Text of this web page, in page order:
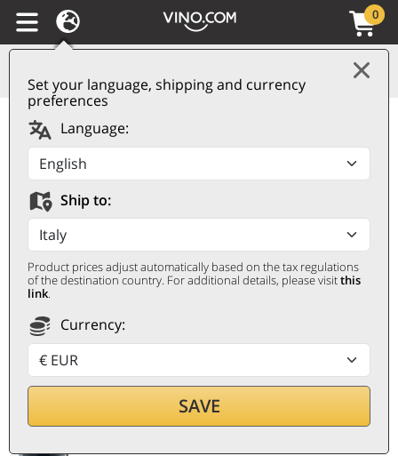
Set your language, shipping and currency
preferences
Language:
Ship to:
Product prices adjust automatically based on the tax regulations
of the destination country. For additional details, please visitthis
link.
Currency:
SAVE
0
Montello Asolo DOC Il
Rosso Dell'Abazia 2020
Serafini & Vidotto
SERAFINI & VIDOTTO
0,75 ℓ
40,80€